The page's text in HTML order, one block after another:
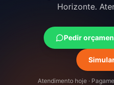
Horizonte.
Pedir
Atendimento hoje ·